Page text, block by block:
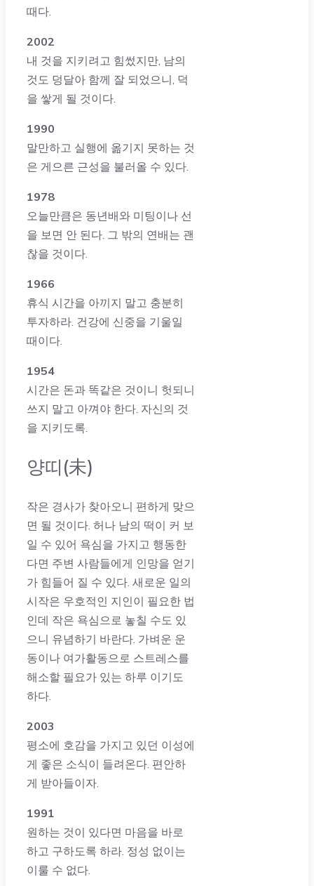
때다.
2002
내 것을 지키려고 힘썼지만, 남의
것도 덩달아 함께 잘 되었으니, 덕
을 쌓게 될 것이다.
1990
말만하고 실행에 옮기지 못하는 것
은 게으른 근성을 불러올 수 있다.
1978
오늘만큼은 동년배와 미팅이나 선
을 보면 안 된다. 그 밖의 연배는 괜
찮을 것이다.
1966
휴식 시간을 아끼지 말고 충분히
투자하라. 건강에 신중을 기울일
때이다.
1954
시간은 돈과 똑같은 것이니 헛되니
쓰지 말고 아껴야 한다. 자신의 것
을 지키도록.
양띠(未)
작은 경사가 찾아오니 편하게 맞으
면 될 것이다. 허나 남의 떡이 커 보
일 수 있어 욕심을 가지고 행동한
다면 주변 사람들에게 인망을 얻기
가 힘들어 질 수 있다. 새로운 일의
시작은 우호적인 지인이 필요한 법
인데 작은 욕심으로 놓칠 수도 있
으니 유념하기 바란다. 가벼운 운
동이나 여가활동으로 스트레스를
해소할 필요가 있는 하루 이기도
하다.
2003
평소에 호감을 가지고 있던 이성에
게 좋은 소식이 들려온다. 편안하
게 받아들이자.
1991
원하는 것이 있다면 마음을 바로
하고 구하도록 하라. 정성 없이는
이룰 수 없다.